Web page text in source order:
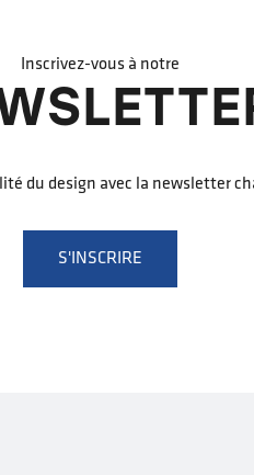
Inscrivez-vous à notre
du design avec la newsletter
S'INSCRIRE